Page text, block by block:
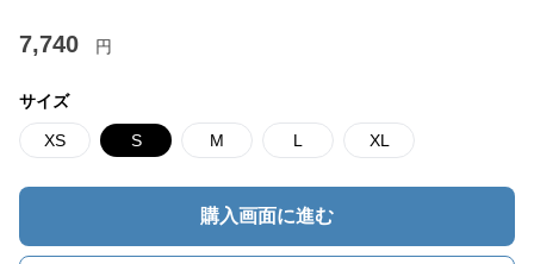
7,740 円
サイズ
XS S M L XL
購入画面に進む